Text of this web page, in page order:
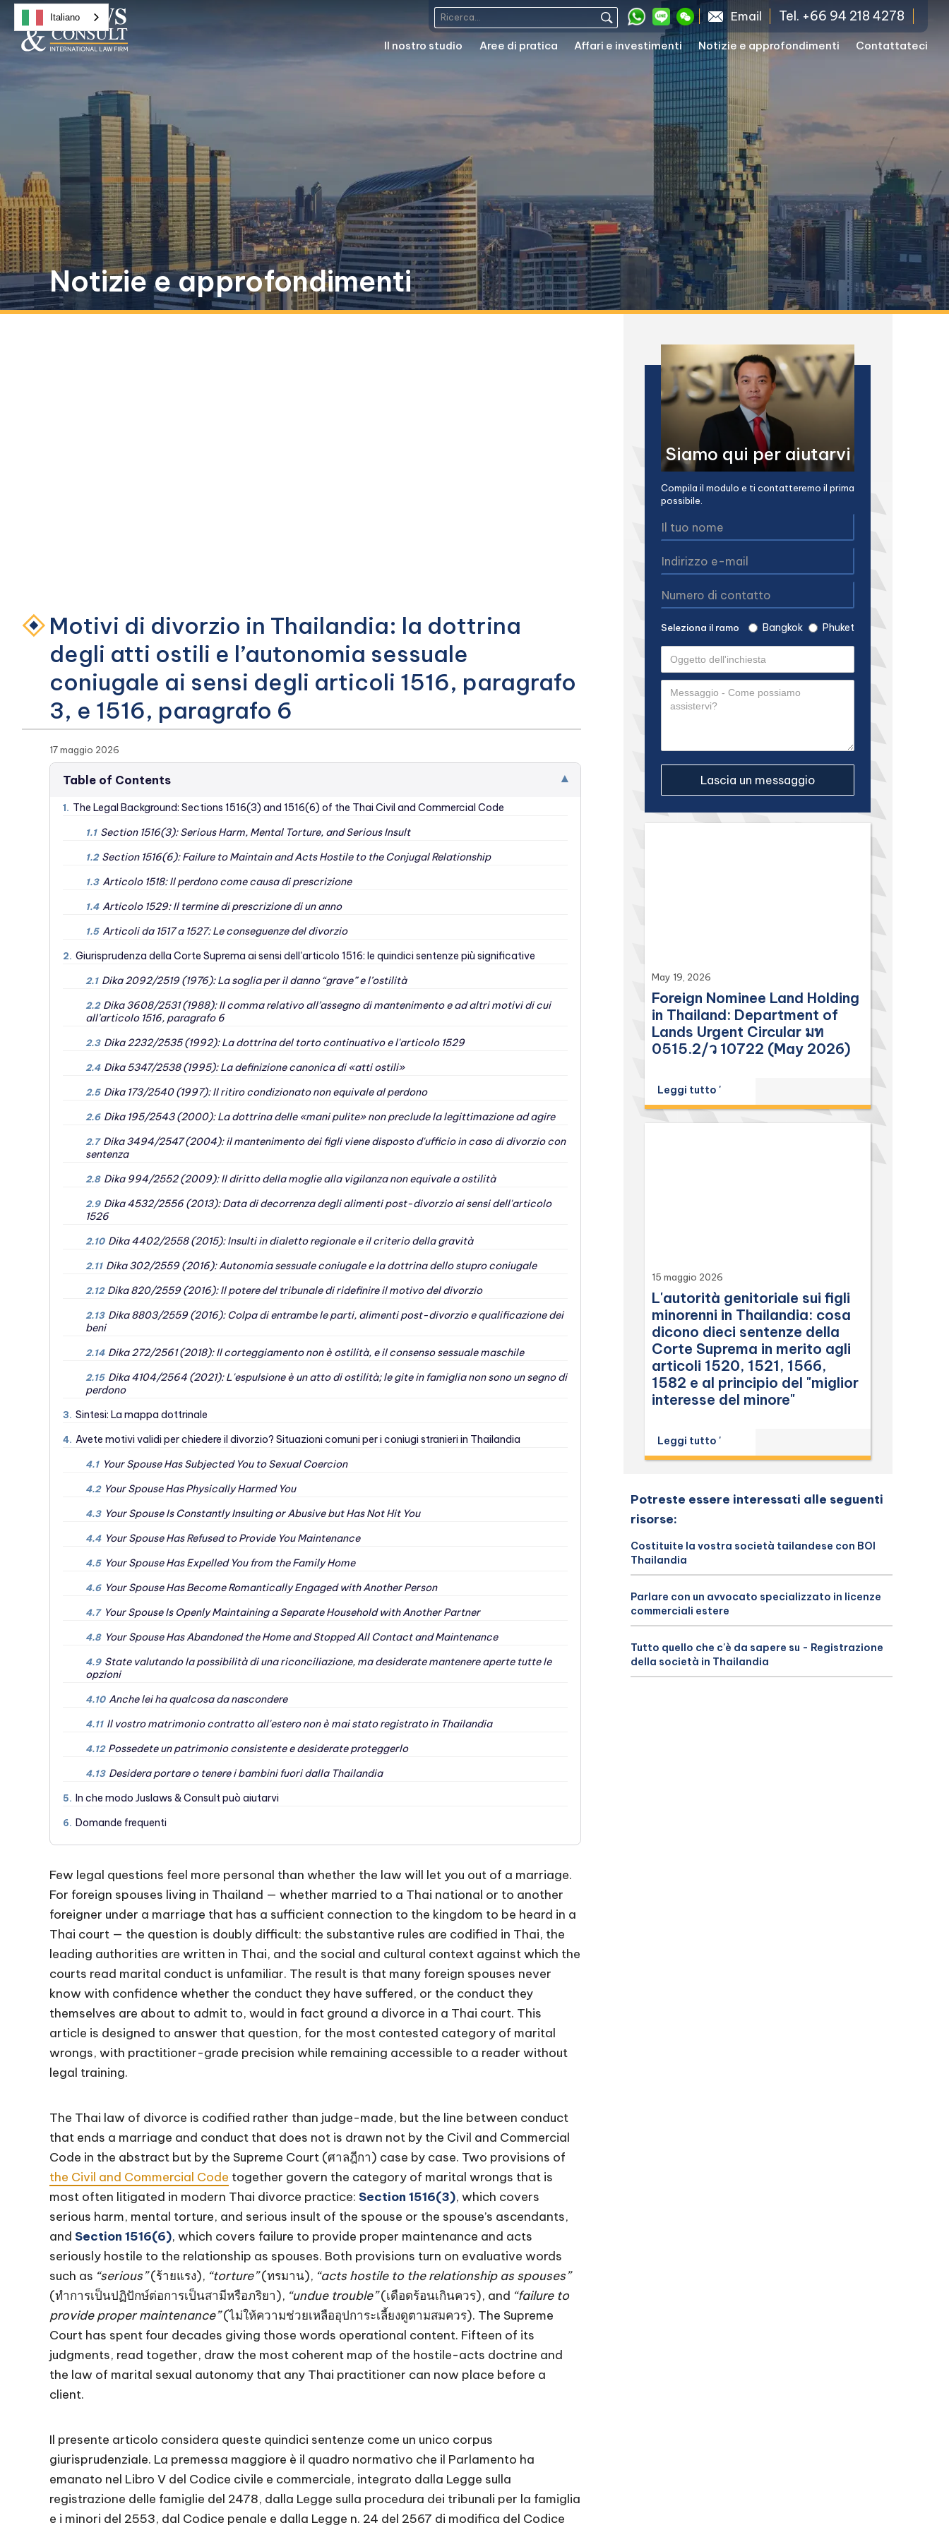
Email Tel. +66 94 218 4278
Il nostro studio Aree di pratica Affari e investimenti Notizie e approfondimenti Contattateci
Notizie e approfondimenti
Motivi di divorzio in Thailandia: la dottrina
degli atti ostili e l’autonomia sessuale
coniugale ai sensi degli articoli 1516, paragrafo
3, e 1516, paragrafo 6
17 maggio 2026
Table of Contents ▾
1. The Legal Background: Sections 1516(3) and 1516(6) of the Thai Civil and Commercial Code
1.1 Section 1516(3): Serious Harm, Mental Torture, and Serious Insult
1.2 Section 1516(6): Failure to Maintain and Acts Hostile to the Conjugal Relationship
1.3 Articolo 1518: Il perdono come causa di prescrizione
1.4 Articolo 1529: Il termine di prescrizione di un anno
1.5 Articoli da 1517 a 1527: Le conseguenze del divorzio
2. Giurisprudenza della Corte Suprema ai sensi dell'articolo 1516: le quindici sentenze più significative
2.1 Dika 2092/2519 (1976): La soglia per il danno “grave” e l’ostilità
2.2 Dika 3608/2531 (1988): Il comma relativo all’assegno di mantenimento e ad altri motivi di cui
all’articolo 1516, paragrafo 6
2.3 Dika 2232/2535 (1992): La dottrina del torto continuativo e l'articolo 1529
2.4 Dika 5347/2538 (1995): La definizione canonica di «atti ostili»
2.5 Dika 173/2540 (1997): Il ritiro condizionato non equivale al perdono
2.6 Dika 195/2543 (2000): La dottrina delle «mani pulite» non preclude la legittimazione ad agire
2.7 Dika 3494/2547 (2004): il mantenimento dei figli viene disposto d'ufficio in caso di divorzio con
sentenza
2.8 Dika 994/2552 (2009): Il diritto della moglie alla vigilanza non equivale a ostilità
2.9 Dika 4532/2556 (2013): Data di decorrenza degli alimenti post-divorzio ai sensi dell'articolo
1526
2.10 Dika 4402/2558 (2015): Insulti in dialetto regionale e il criterio della gravità
2.11 Dika 302/2559 (2016): Autonomia sessuale coniugale e la dottrina dello stupro coniugale
2.12 Dika 820/2559 (2016): Il potere del tribunale di ridefinire il motivo del divorzio
2.13 Dika 8803/2559 (2016): Colpa di entrambe le parti, alimenti post-divorzio e qualificazione dei
beni
2.14 Dika 272/2561 (2018): Il corteggiamento non è ostilità, e il consenso sessuale maschile
2.15 Dika 4104/2564 (2021): L'espulsione è un atto di ostilità; le gite in famiglia non sono un segno di
perdono
3. Sintesi: La mappa dottrinale
4. Avete motivi validi per chiedere il divorzio? Situazioni comuni per i coniugi stranieri in Thailandia
4.1 Your Spouse Has Subjected You to Sexual Coercion
4.2 Your Spouse Has Physically Harmed You
4.3 Your Spouse Is Constantly Insulting or Abusive but Has Not Hit You
4.4 Your Spouse Has Refused to Provide You Maintenance
4.5 Your Spouse Has Expelled You from the Family Home
4.6 Your Spouse Has Become Romantically Engaged with Another Person
4.7 Your Spouse Is Openly Maintaining a Separate Household with Another Partner
4.8 Your Spouse Has Abandoned the Home and Stopped All Contact and Maintenance
4.9 State valutando la possibilità di una riconciliazione, ma desiderate mantenere aperte tutte le
opzioni
4.10 Anche lei ha qualcosa da nascondere
4.11 Il vostro matrimonio contratto all'estero non è mai stato registrato in Thailandia
4.12 Possedete un patrimonio consistente e desiderate proteggerlo
4.13 Desidera portare o tenere i bambini fuori dalla Thailandia
5. In che modo Juslaws & Consult può aiutarvi
6. Domande frequenti
Few legal questions feel more personal than whether the law will let you out of a marriage.
For foreign spouses living in Thailand — whether married to a Thai national or to another
foreigner under a marriage that has a sufficient connection to the kingdom to be heard in a
Thai court — the question is doubly difficult: the substantive rules are codified in Thai, the
leading authorities are written in Thai, and the social and cultural context against which the
courts read marital conduct is unfamiliar. The result is that many foreign spouses never
know with confidence whether the conduct they have suffered, or the conduct they
themselves are about to admit to, would in fact ground a divorce in a Thai court. This
article is designed to answer that question, for the most contested category of marital
wrongs, with practitioner-grade precision while remaining accessible to a reader without
legal training.
The Thai law of divorce is codified rather than judge-made, but the line between conduct
that ends a marriage and conduct that does not is drawn not by the Civil and Commercial
Code in the abstract but by the Supreme Court (ศาลฎีกา) case by case. Two provisions of
the Civil and Commercial Code together govern the category of marital wrongs that is
most often litigated in modern Thai divorce practice: Section 1516(3), which covers
serious harm, mental torture, and serious insult of the spouse or the spouse’s ascendants,
and Section 1516(6), which covers failure to provide proper maintenance and acts
seriously hostile to the relationship as spouses. Both provisions turn on evaluative words
such as “serious”(ร้ายแรง), “torture”(ทรมาน), “acts hostile to the relationship as spouses”
(ทำการเป็นปฏิปักษ์ต่อการเป็นสามีหรือภริยา), “undue trouble”(เดือดร้อนเกินควร), and “failure to
provide proper maintenance”(ไม่ให้ความช่วยเหลืออุปการะเลี้ยงดูตามสมควร). The Supreme
Court has spent four decades giving those words operational content. Fifteen of its
judgments, read together, draw the most coherent map of the hostile-acts doctrine and
the law of marital sexual autonomy that any Thai practitioner can now place before a
client.
Il presente articolo considera queste quindici sentenze come un unico corpus
giurisprudenziale. La premessa maggiore è il quadro normativo che il Parlamento ha
emanato nel Libro V del Codice civile e commerciale, integrato dalla Legge sulla
registrazione delle famiglie del 2478, dalla Legge sulla procedura dei tribunali per la famiglia
e i minori del 2553, dal Codice penale e dalla Legge n. 24 del 2567 di modifica del Codice
Siamo qui per aiutarvi
Compila il modulo e ti contatteremo il prima
possibile.
Seleziona il ramo Bangkok Phuket
May 19, 2026
Foreign Nominee Land Holding
in Thailand: Department of
Lands Urgent Circular มท
0515.2/ว 10722 (May 2026)
Leggi tutto '
15 maggio 2026
L'autorità genitoriale sui figli
minorenni in Thailandia: cosa
dicono dieci sentenze della
Corte Suprema in merito agli
articoli 1520, 1521, 1566,
1582 e al principio del "miglior
interesse del minore"
Leggi tutto '
Potreste essere interessati alle seguenti
risorse:
Costituite la vostra società tailandese con BOI
Thailandia
Parlare con un avvocato specializzato in licenze
commerciali estere
Tutto quello che c'è da sapere su - Registrazione
della società in Thailandia
Italiano